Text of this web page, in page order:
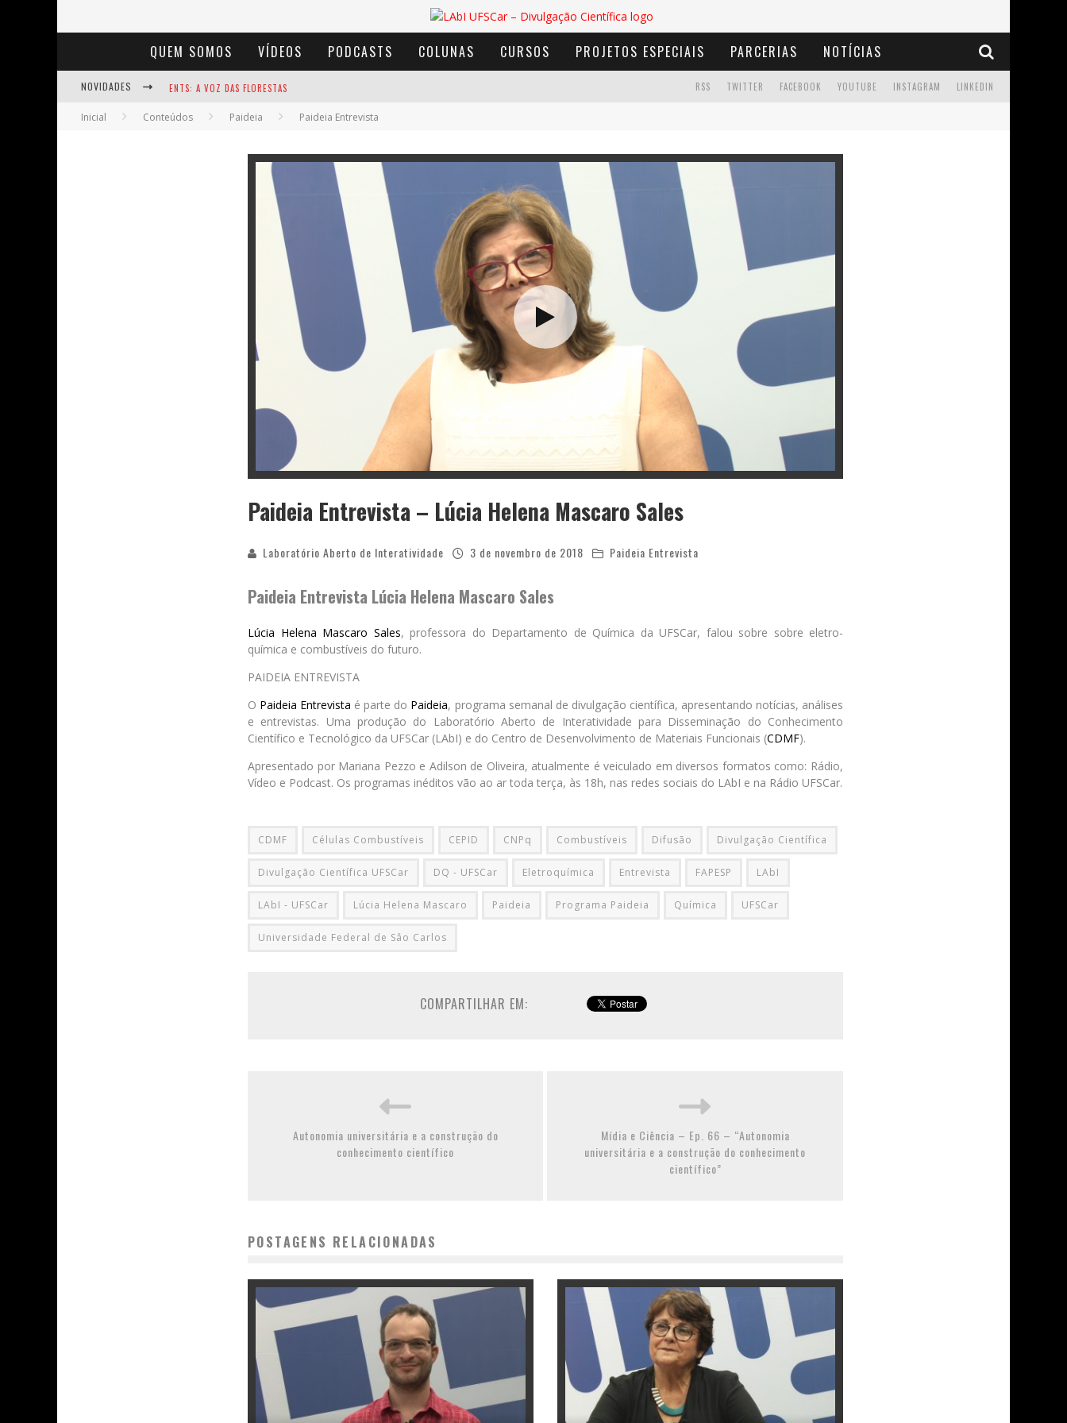
QUEM SOMOS VÍDEOS PODCASTS COLUNAS CURSOS PROJETOS ESPECIAIS PARCERIAS NOTÍCIAS
NOVIDADES ENTS: A VOZ DAS FLORESTAS
NOTÁVEIS: BERTHA LUTZ
BAÚ DE HISTÓRIAS - A JAMAIS IMAGINADA AVENTURA COM OS MOINHOS DE VENTO
LINKEDIN
INSTAGRAM
YOUTUBE
FACEBOOK
TWITTER
RSS
Inicial Conteúdos Paideia Paideia Entrevista
Paideia Entrevista – Lúcia Helena Mascaro Sales
Laboratório Aberto de Interatividade 3 de novembro de 2018 Paideia Entrevista
Paideia Entrevista Lúcia Helena Mascaro Sales
Lúcia Helena Mascaro Sales, professora do Departamento de Química da UFSCar, falou sobre sobre eletro-
química e combustíveis do futuro.
PAIDEIA ENTREVISTA
O Paideia Entrevista é parte do Paideia, programa semanal de divulgação científica, apresentando notícias, análises
e entrevistas. Uma produção do Laboratório Aberto de Interatividade para Disseminação do Conhecimento
Científico e Tecnológico da UFSCar (LAbI) e do Centro de Desenvolvimento de Materiais Funcionais (CDMF).
Apresentado por Mariana Pezzo e Adilson de Oliveira, atualmente é veiculado em diversos formatos como: Rádio,
Vídeo e Podcast. Os programas inéditos vão ao ar toda terça, às 18h, nas redes sociais do LAbI e na Rádio UFSCar.
CDMF Células Combustíveis CEPID CNPq Combustíveis Difusão Divulgação Científica
Divulgação Científica UFSCar DQ - UFSCar Eletroquímica Entrevista FAPESP LAbI
LAbI - UFSCar Lúcia Helena Mascaro Paideia Programa Paideia Química UFSCar
Universidade Federal de Sâo Carlos
COMPARTILHAR EM:
Autonomia universitária e a construção do
conhecimento científico
Mídia e Ciência – Ep. 66 – “Autonomia
universitária e a construção do conhecimento
científico”
POSTAGENS RELACIONADAS